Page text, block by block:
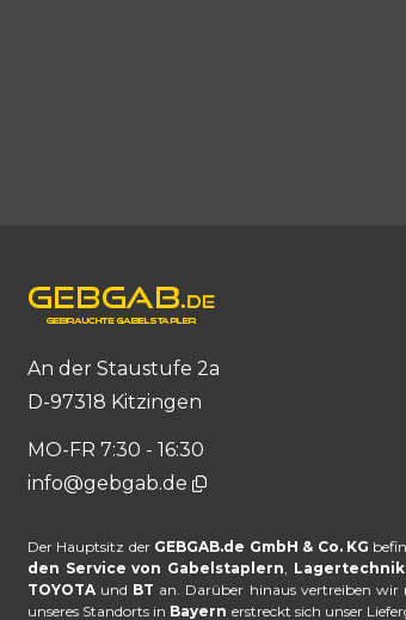
An der Staustufe 2a
D-97318 Kitzingen
MO-FR 7:30 - 16:30
info@gebgab.de
Der Hauptsitz der GEBGAB.de GmbH & Co. KG
den Service von Gabelstaplern,
TOYOTA und BT an. Darüber hinaus vertreiben wir
unseres Standorts in Bayern erstreckt sich unser